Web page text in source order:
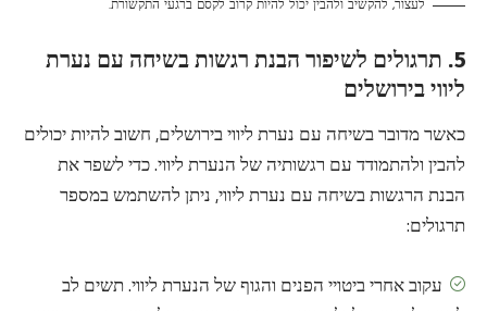
לעצור, להקשיב ולהבין יכול להיות קרוב לקסם ברגעי התקשורת.
5. תרגולים לשיפור הבנת רגשות בשיחה עם נערת
ליווי בירושלים
כאשר מדובר בשיחה עם נערת ליווי בירושלים, חשוב להיות יכולים
להבין ולהתמודד עם רגשותיה של הנערת ליווי. כדי לשפר את
הבנת הרגשות בשיחה עם נערת ליווי, ניתן להשתמש במספר
תרגולים:
עקוב אחרי ביטויי הפנים והגוף של הנערת ליווי. תשים לב